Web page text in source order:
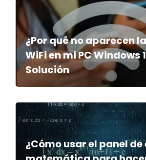
¿Por qué no aparecen
WiFi en mi PC Windows
Solución
¿Cómo usar el panel